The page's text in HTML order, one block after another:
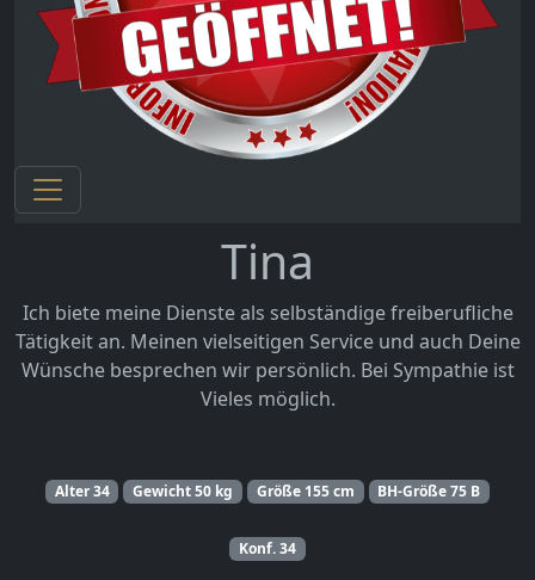
Tina
Ich biete meine Dienste als selbständige freiberufliche
Tätigkeit an. Meinen vielseitigen Service und auch Deine
Wünsche besprechen wir persönlich. Bei Sympathie ist
Vieles möglich.
Alter34 Gewicht50 kg Größe 155 cm BH-Größe75 B
Konf.34